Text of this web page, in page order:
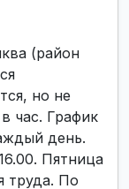
(район
но не
час. График
день.
Пятница
труда. По